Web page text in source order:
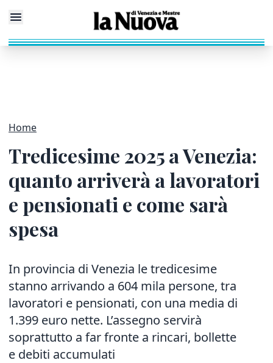
Home
Tredicesime 2025 a Venezia:
quanto arriverà a lavoratori
e pensionati e come sarà
spesa
In provincia di Venezia le tredicesime
stanno arrivando a 604 mila persone, tra
lavoratori e pensionati, con una media di
1.399 euro nette. L’assegno servirà
soprattutto a far fronte a rincari, bollette
e debiti accumulati